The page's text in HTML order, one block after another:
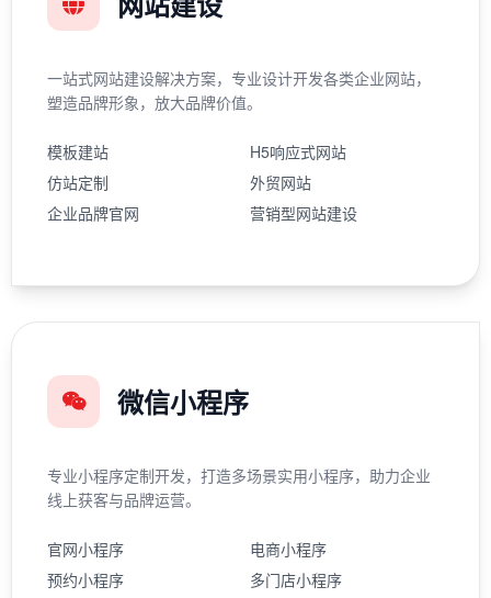
一站式网站建设解决方案，专业设计开发各类企业网站，
塑造品牌形象，放大品牌价值。
模板建站
H5响应式网站
仿站定制
外贸网站
企业品牌官网
营销型网站建设
微信小程序
专业小程序定制开发，打造多场景实用小程序，助力企业
线上获客与品牌运营。
官网小程序
电商小程序
预约小程序
多门店小程序